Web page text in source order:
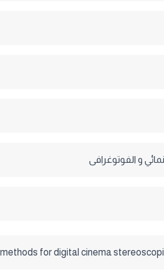
و الفوتوغرافى
for digital cinema